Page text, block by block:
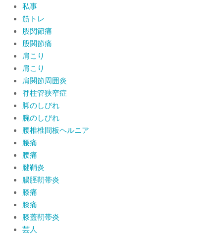
私事
筋トレ
股関節痛
股関節痛
肩こり
肩こり
肩関節周囲炎
脊柱管狭窄症
脚のしびれ
腕のしびれ
腰椎椎間板ヘルニア
腰痛
腰痛
腱鞘炎
腸脛靭帯炎
膝痛
膝痛
膝蓋靭帯炎
芸人